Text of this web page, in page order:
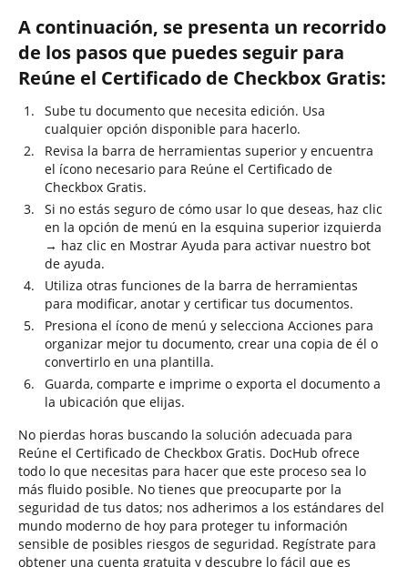
A continuación, se presenta un recorrido
de los pasos que puedes seguir para
Reúne el Certificado de Checkbox Gratis:
Sube tu documento que necesita edición. Usa
cualquier opción disponible para hacerlo.
Revisa la barra de herramientas superior y encuentra
el ícono necesario para Reúne el Certificado de
Checkbox Gratis.
Si no estás seguro de cómo usar lo que deseas, haz clic
en la opción de menú en la esquina superior izquierda
→ haz clic en Mostrar Ayuda para activar nuestro bot
de ayuda.
Utiliza otras funciones de la barra de herramientas
para modificar, anotar y certificar tus documentos.
Presiona el ícono de menú y selecciona Acciones para
organizar mejor tu documento, crear una copia de él o
convertirlo en una plantilla.
Guarda, comparte e imprime o exporta el documento a
la ubicación que elijas.
No pierdas horas buscando la solución adecuada para
Reúne el Certificado de Checkbox Gratis. DocHub ofrece
todo lo que necesitas para hacer que este proceso sea lo
más fluido posible. No tienes que preocuparte por la
seguridad de tus datos; nos adherimos a los estándares del
mundo moderno de hoy para proteger tu información
sensible de posibles riesgos de seguridad. Regístrate para
obtener una cuenta gratuita y descubre lo fácil que es